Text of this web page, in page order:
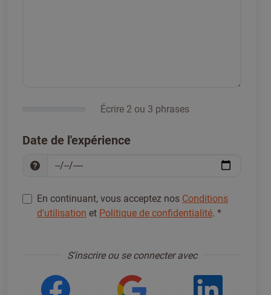
Écrire 2 ou 3 phrases
Date de l'expérience
En continuant, vous acceptez nos Conditions
d'utilisation et Politique de confidentialité. *
S'inscrire ou se connecter avec
Se connecter avec Facebook
Se connecter